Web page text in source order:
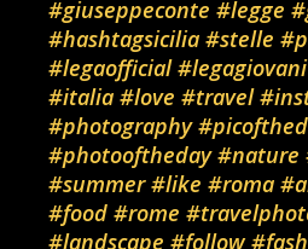
#giuseppeconte #legge
#hashtagsicilia #stelle
#legaofficial #legagiovani
#italia #love #travel
#photography
#photooftheday #nature
#summer #like #roma
#food #rome
#landscape #follow